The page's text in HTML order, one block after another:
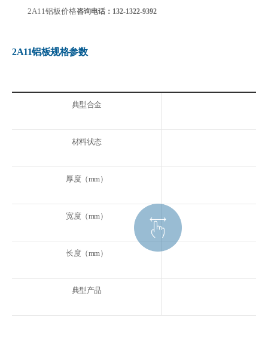
2A11铝板价格咨询电话： 132-1322-9392
2A11铝板规格参数
典型合金
材料状态
厚度（mm）
宽度（mm）
长度（mm）
典型产品